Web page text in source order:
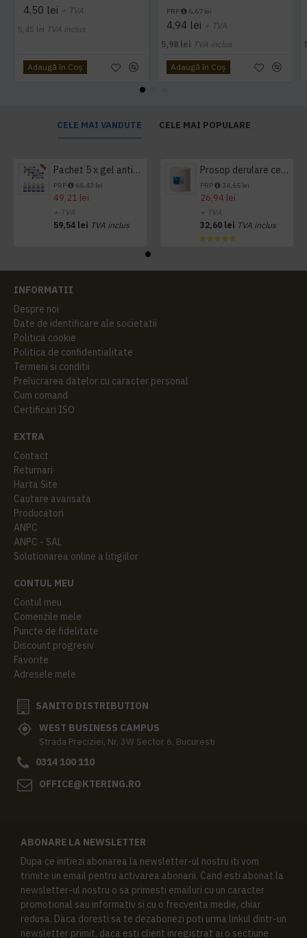
4,50 lei + TVA
5,45 lei TVA inclus
Adaugă în Coş
PRP 6,67 lei
4,94 lei + TVA
5,98 lei TVA inclus
Adaugă în Coş
CELE MAI VANDUTE CELE MAI POPULARE
Pachet 5 x gel antibacterian 50ml si 3 x Servetele antibacteriene 48 buc Hygienium
PRP 66,43 lei
49,21 lei
+ TVA
59,54 lei TVA inclus
Prosop derulare centrala 1 pliu, 300 m Tork
PRP 34,65 lei
26,94 lei
+ TVA
32,60 lei TVA inclus
INFORMATII
Despre noi
Date de identificare ale societatii
Politica cookie
Politica de confidentialitate
Termeni si conditii
Prelucrarea datelor cu caracter personal
Cum comand
Certificari ISO
EXTRA
Contact
Returnari
Harta Site
Cautare avansata
Producatori
ANPC
ANPC - SAL
Solutionarea online a litigiilor
CONTUL MEU
Contul meu
Comenzile mele
Puncte de fidelitate
Discount progresiv
Favorite
Adresele mele
SANITO DISTRIBUTION
WEST BUSINESS CAMPUS
Strada Preciziei, Nr, 3W Sector 6, Bucuresti
0314 100 110
OFFICE@KTERING.RO
ABONARE LA NEWSLETTER
Dupa ce initiezi abonarea la newsletter-ul nostru iti vom
trimite un email pentru activarea abonarii. Cand esti abonat la
newsletter-ul nostru o sa primesti emailuri cu un caracter
promotional sau informativ si cu o frecventa medie, chiar
redusa. Daca doresti sa te dezabonezi poti urma linkul dintr-un
newsletter primit, daca esti client inregistrat ai o sectiune